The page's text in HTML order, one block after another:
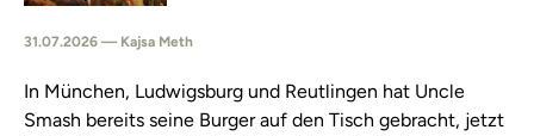
31.07.2026 — Kajsa Meth
In München, Ludwigsburg und Reutlingen hat Uncle
Smash bereits seine Burger auf den Tisch gebracht, jetzt